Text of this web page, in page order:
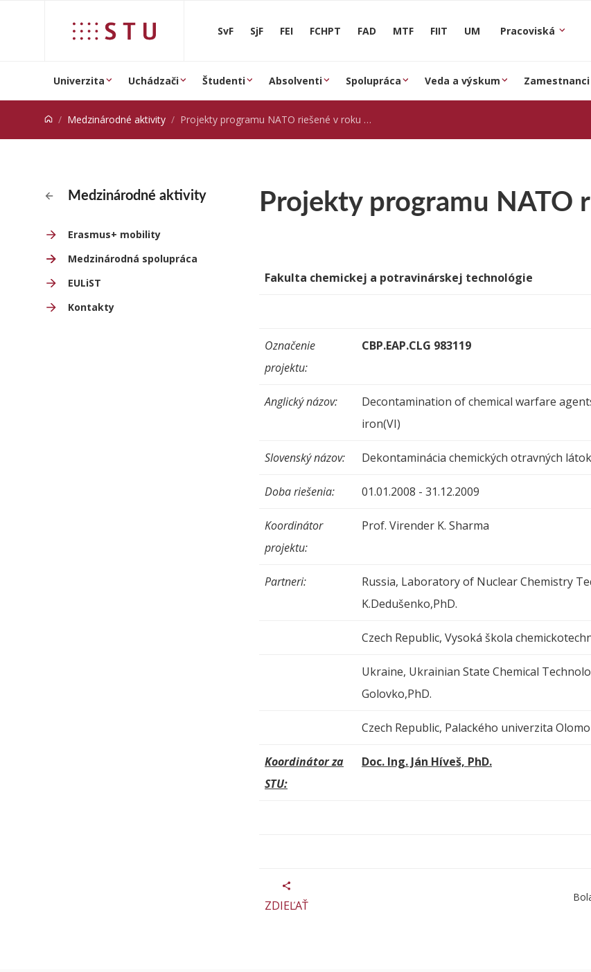
SvF SjF FEI FCHPT FAD MTF FIIT UM Pracoviská
Univerzita Uchádzači Študenti Absolventi Spolupráca Veda a výskum Zamestnanci
Medzinárodné aktivity Projekty programu NATO riešené v roku 2008
Medzinárodné aktivity
Erasmus+ mobility
Medzinárodná spolupráca
EULiST
Kontakty
Projekty programu NATO
Fakulta chemickej a potravinárskej technológie
Označenie
projektu:
CBP.EAP.CLG 983119
Anglický názov:
Decontamination of chemical warfare
iron(VI)
Slovenský názov: Dekontaminácia chemických otravných
Doba riešenia: 01.01.2008 - 31.12.2009
Koordinátor
projektu:
Prof. Virender K. Sharma
Partneri:
Russia, Laboratory of Nuclear Chemistry
K.Dedušenko,PhD.
Czech Republic, Vysoká škola
Ukraine, Ukrainian State Chemical
Golovko,PhD.
Czech Republic, Palackého univerzita
Koordinátor za
STU:
Doc. Ing. Ján Híveš, PhD.
ZDIEĽAŤ